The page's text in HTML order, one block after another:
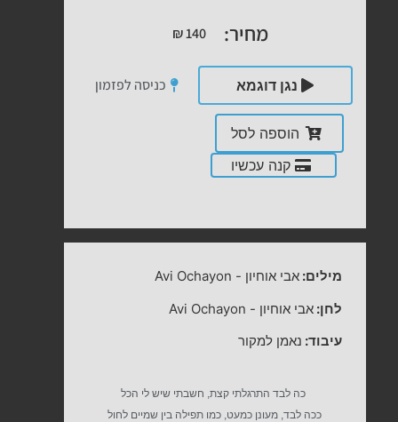
מחיר: ₪140
נגן דוגמא כניסה לפזמון
הוספה לסל
קנה עכשיו
מילים:אבי אוחיון -
Avi Ochayon
לחן:אבי אוחיון -
Avi Ochayon
עיבוד: נאמן למקור
כה לבד התרגלתי קצת, חשבתי שיש לי הכל
ככה לבד, מעונן כמעט, כמו תפילה בין שמיים לחול